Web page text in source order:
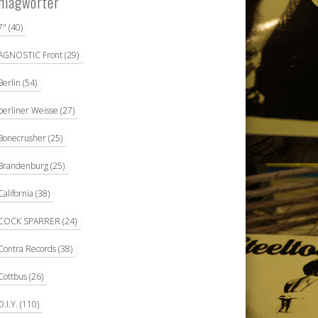
(40)
Front(29)
(54)
Weisse (27)
(25)
(25)
(38)
SPARRER (24)
Records(38)
(26)
(110)